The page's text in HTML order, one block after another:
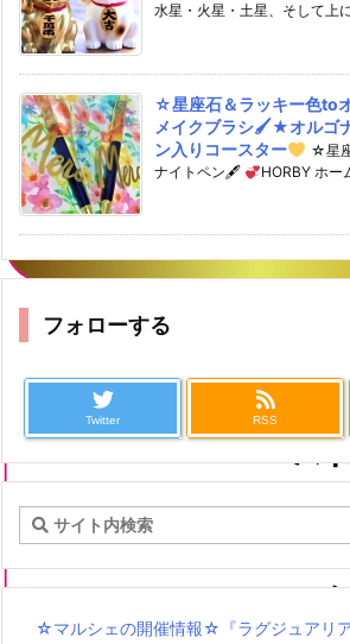
水星・火星・土星、そして上
☆星座石＆ラッキー色to
メイクブラシ🖌★オルゴ
ン入りコースター
☆星
ナイトペン🖋
HORBY ホ
フォローする
Twitter RSS
☆マルシェの開催情報☆『ラグジュアリ